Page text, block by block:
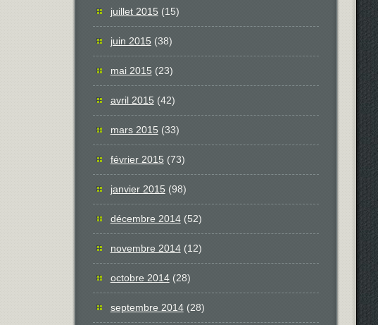
juillet 2015(15)
juin 2015(38)
mai 2015 (23)
avril 2015(42)
mars 2015(33)
février 2015(73)
janvier 2015(98)
décembre 2014(52)
novembre 2014(12)
octobre 2014(28)
septembre 2014(28)